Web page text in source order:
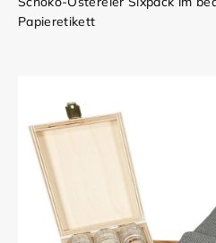
Papieretikett